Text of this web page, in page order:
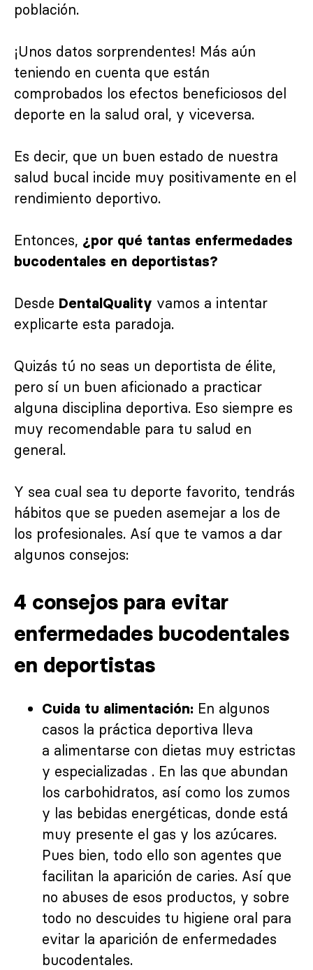
población.
¡Unos datos sorprendentes! Más aún
teniendo en cuenta que están
comprobados los efectos beneficiosos del
deporte en la salud oral, y viceversa.
Es decir, que un buen estado de nuestra
salud bucal incide muy positivamente en el
rendimiento deportivo.
Entonces, ¿por qué tantas enfermedades
bucodentales en deportistas?
Desde DentalQuality vamos a intentar
explicarte esta paradoja.
Quizás tú no seas un deportista de élite,
pero sí un buen aficionado a practicar
alguna disciplina deportiva. Eso siempre es
muy recomendable para tu salud en
general.
Y sea cual sea tu deporte favorito, tendrás
hábitos que se pueden asemejar a los de
los profesionales. Así que te vamos a dar
algunos consejos:
4 consejos para evitar
enfermedades bucodentales
en deportistas
Cuida tu alimentación: En algunos
casos la práctica deportiva lleva
a alimentarse con dietas muy estrictas
y especializadas . En las que abundan
los carbohidratos, así como los zumos
y las bebidas energéticas, donde está
muy presente el gas y los azúcares.
Pues bien, todo ello son agentes que
facilitan la aparición de caries. Así que
no abuses de esos productos, y sobre
todo no descuides tu higiene oral para
evitar la aparición de enfermedades
bucodentales.